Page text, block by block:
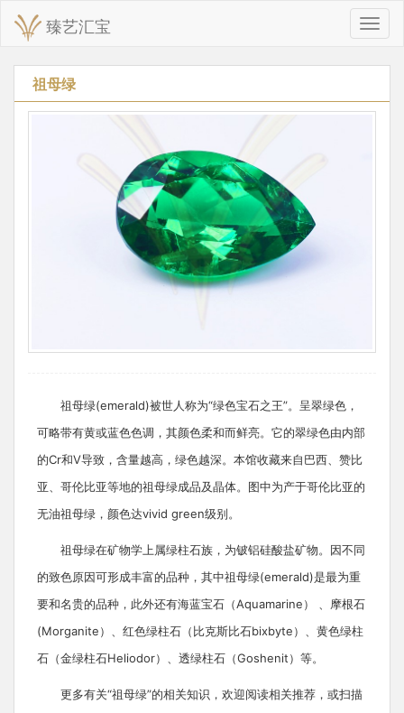
切
换
臻艺汇宝
祖母绿
祖母绿(emerald)被世人称为“绿色宝石之王”。呈翠绿色，
可略带有黄或蓝色色调，其颜色柔和而鲜亮。它的翠绿色由内部
的Cr和V导致，含量越高，绿色越深。本馆收藏来自巴西、赞比
亚、哥伦比亚等地的祖母绿成品及晶体。图中为产于哥伦比亚的
无油祖母绿，颜色达vivid green级别。
祖母绿在矿物学上属绿柱石族，为铍铝硅酸盐矿物。因不同
的致色原因可形成丰富的品种，其中祖母绿(emerald)是最为重
要和名贵的品种，此外还有海蓝宝石（Aquamarine） 、摩根石
(Morganite）、红色绿柱石（比克斯比石bixbyte）、黄色绿柱
石（金绿柱石Heliodor）、透绿柱石（Goshenit）等。
更多有关“祖母绿”的相关知识，欢迎阅读相关推荐，或扫描